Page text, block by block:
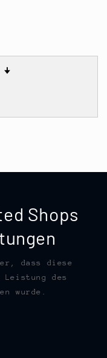
🠋
Shops
dass diese
Leistung des
wurde.